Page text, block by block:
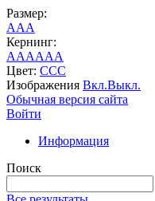
Размер:
AAA
Кернинг:
AAAAAA
Цвет: CCC
Изображения Вкл.Выкл.
Обычная версия сайта
Войти
Информация
Поиск